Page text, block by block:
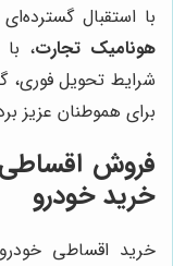
با استقبال
هونامیک تجارت
شرایط تحویل
برای هموطنان عزیز
خرید خودرو
خرید اقساطی